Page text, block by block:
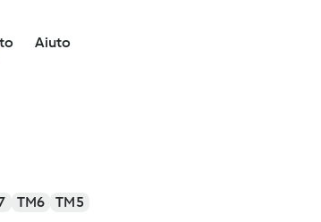
Aiuto
TM6 TM5